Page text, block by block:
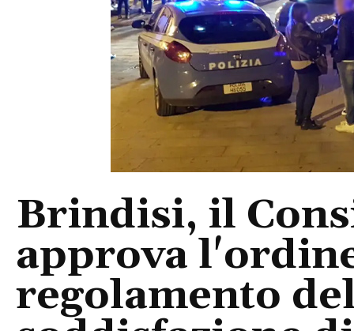
Brindisi, il
approva
regolamento